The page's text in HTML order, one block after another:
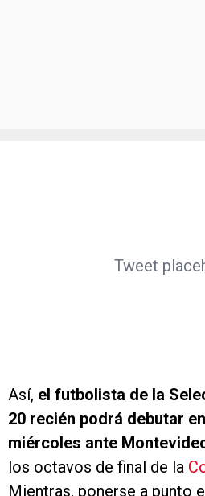
20 recién podrá debutar
miércoles ante
los octavos de final de la
Mientras, ponerse a punto
de no hacer la